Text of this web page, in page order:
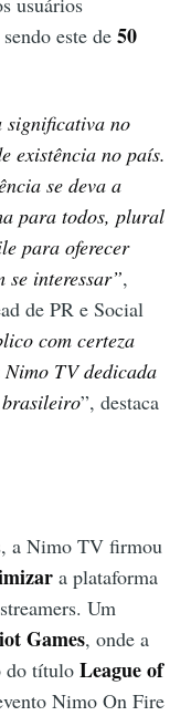
este de50
significativa no
existência no país.
se deva a
para todos, plural
para oferecer
se interessar”,
de PR e Social
com certeza
TV dedicada
brasileiro”, destaca
a Nimo TV firmou
a plataforma
Um
Games, onde a
do títuloLeague of
Nimo On Fire